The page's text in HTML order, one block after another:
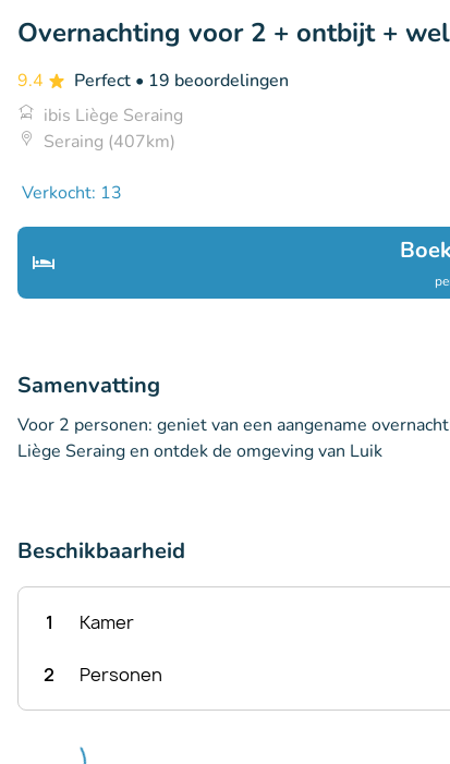
Overnachting voor 2 + ontbijt +
9.4 Perfect • 19 beoordelingen
ibis Liège Seraing
Seraing (407km)
Verkocht: 13
Samenvatting
Voor 2 personen: geniet van een aangename
Liège Seraing en ontdek de omgeving van Luik
Beschikbaarheid
1 Kamer
2 Personen